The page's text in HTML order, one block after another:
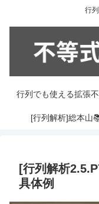
行
行列でも使える拡張
[行列解析]総本山
[行列解析
具体例